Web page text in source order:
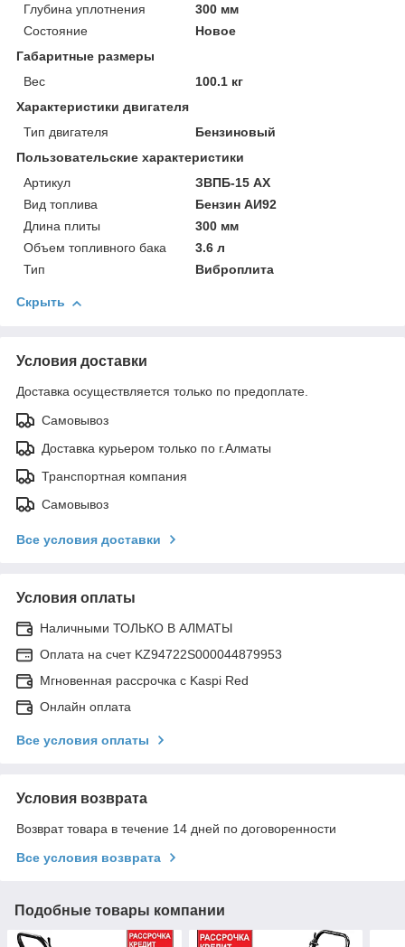
Глубина уплотнения
300 мм
Состояние
Новое
Габаритные размеры
Вес
100.1 кг
Характеристики двигателя
Тип двигателя
Бензиновый
Пользовательские характеристики
Артикул
ЗВПБ-15 АХ
Вид топлива
Бензин АИ92
Длина плиты
300 мм
Объем топливного бака
3.6 л
Тип
Виброплита
Скрыть
Условия доставки
Доставка осуществляется только по предоплате.
Самовывоз
Доставка курьером только по г.Алматы
Транспортная компания
Самовывоз
Все условия доставки
Условия оплаты
Наличными ТОЛЬКО В АЛМАТЫ
Оплата на счет KZ94722S000044879953
Мгновенная рассрочка с Kaspi Red
Онлайн оплата
Все условия оплаты
Условия возврата
Возврат товара в течение 14 дней по договоренности
Все условия возврата
Подобные товары компании